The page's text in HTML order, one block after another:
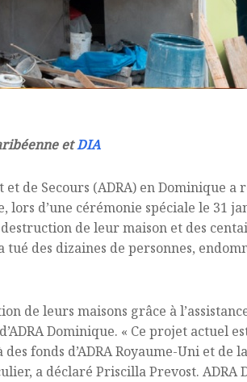
etDIA
de Secours (ADRA) en Dominique a
lors d’une cérémonie spéciale le 31
de leur maison et des
des dizaines de personnes,
de leurs maisons grâce à
Dominique. « Ce projet actuel
fonds d’ADRA Royaume-Uni et de
a déclaré Priscilla Prevost. ADRA